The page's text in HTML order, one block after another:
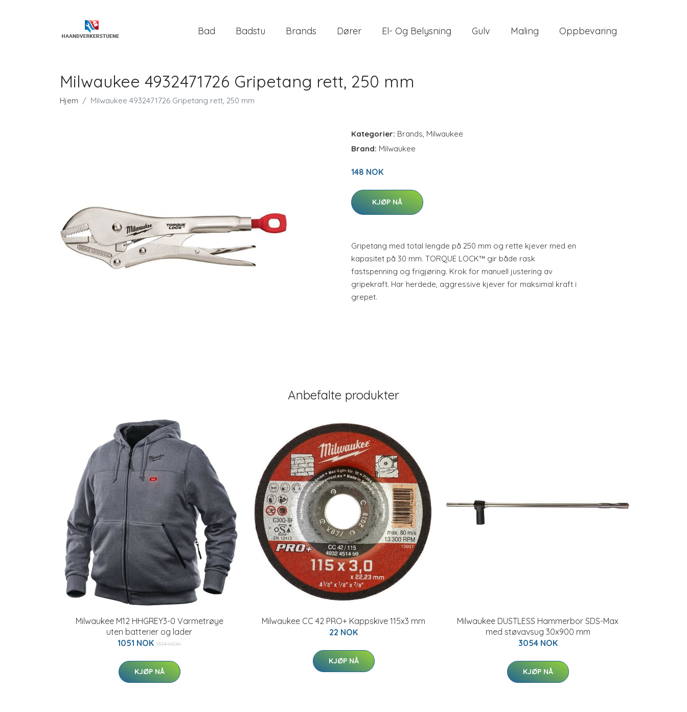
Bad Badstu Brands Dører El- Og Belysning Gulv Maling Oppbevaring
Milwaukee 4932471726 Gripetang rett, 250 mm
Hjem Milwaukee 4932471726 Gripetang rett, 250 mm
Kategorier: Brands, Milwaukee
Brand: Milwaukee
148 NOK
KJØP NÅ
Gripetang med total lengde på 250 mm og rette kjever med en
kapasitet på 30 mm. TORQUE LOCK™ gir både rask
fastspenning og frigjøring. Krok for manuell justering av
gripekraft. Har herdede, aggressive kjever for maksimal kraft i
grepet.
Anbefalte produkter
Milwaukee M12 HHGREY3-0 Varmetrøye
uten batterier og lader
1051 NOK 1314 NOK
KJØP NÅ
Milwaukee CC 42 PRO+ Kappskive 115x3 mm
22 NOK
KJØP NÅ
Milwaukee DUSTLESS Hammerbor SDS-Max
med støvavsug 30x900 mm
3054 NOK
KJØP NÅ